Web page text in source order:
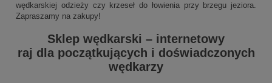
wędkarskiej odzieży czy krzeseł do łowienia przy brzegu jeziora.
Zapraszamy na zakupy!
Sklep wędkarski – internetowy
raj dla początkujących i doświadczonych
wędkarzy